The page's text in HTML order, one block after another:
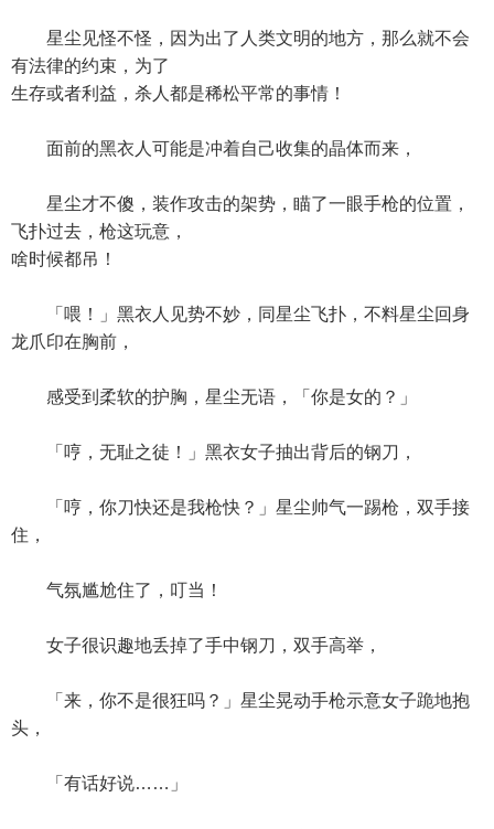
星尘见怪不怪，因为出了人类文明的地方，那么就不会
有法律的约束，为了
生存或者利益，杀人都是稀松平常的事情！
面前的黑衣人可能是冲着自己收集的晶体而来，
星尘才不傻，装作攻击的架势，瞄了一眼手枪的位置，
飞扑过去，枪这玩意，
啥时候都吊！
「喂！」黑衣人见势不妙，同星尘飞扑，不料星尘回身
龙爪印在胸前，
感受到柔软的护胸，星尘无语，「你是女的？」
「哼，无耻之徒！」黑衣女子抽出背后的钢刀，
「哼，你刀快还是我枪快？」星尘帅气一踢枪，双手接
住，
气氛尴尬住了，叮当！
女子很识趣地丢掉了手中钢刀，双手高举，
「来，你不是很狂吗？」星尘晃动手枪示意女子跪地抱
头，
「有话好说……」